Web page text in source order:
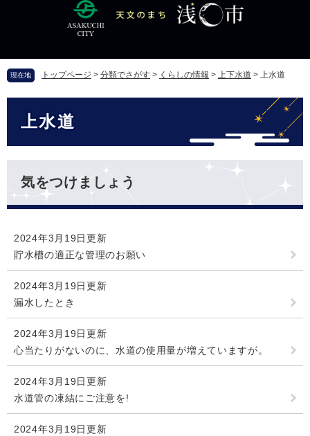
頭
飛現在地 トップページ > 分類でさがす > くらしの情報 > 上下水道 > 上水道
上水道
気をつけましょう
2024年3月19日更新
貯水槽の適正な管理のお願い
2024年3月19日更新
漏水したとき
2024年3月19日更新
心当たりがないのに、水道の使用量が増えていますが。
2024年3月19日更新
水道管の凍結にご注意を!
2024年3月19日更新